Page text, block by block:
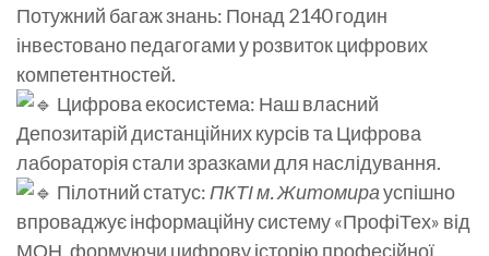
Потужний багаж знань: Понад 2140 годин
інвестовано педагогами у розвиток цифрових
компетентностей.
Цифрова екосистема: Наш власний
Депозитарій дистанційних курсів та Цифрова
лабораторія стали зразками для наслідування.
Пілотний статус:ПКТІ м. Житомирауспішно
впроваджує інформаційну систему «ПрофіТех» від
МОН, формуючи цифрову історію професійної